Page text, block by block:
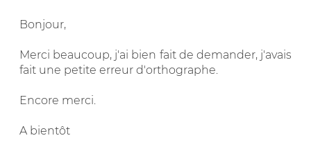
Bonjour,
Merci beaucoup, j'ai bien fait de demander, j'avais
fait une petite erreur d'orthographe.
Encore merci.
A bientôt